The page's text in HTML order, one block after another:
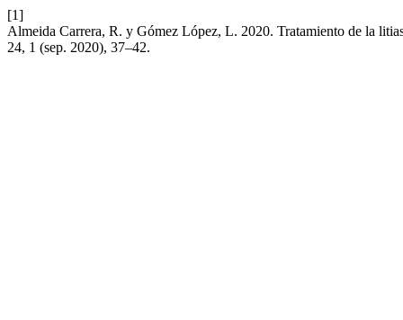
[1]
Almeida Carrera, R. y Gómez López, L. 2020. Tratamiento de la
24, 1 (sep. 2020), 37–42.